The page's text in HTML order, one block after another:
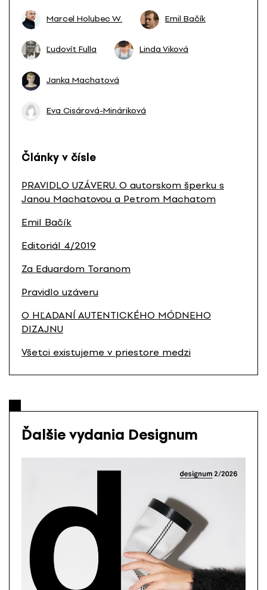
Marcel Holubec W. Emil Bačík
Ľudovít Fulla Linda Viková
Janka Machatová
Eva Cisárová-Mináriková
Články v čísle
PRAVIDLO UZÁVERU. O autorskom šperku s
Janou Machatovou a Petrom Machatom
Emil Bačík
Editoriál 4/2019
Za Eduardom Toranom
Pravidlo uzáveru
O HĽADANÍ AUTENTICKÉHO MÓDNEHO
DIZAJNU
Všetci existujeme v priestore medzi
Ďalšie vydania Designum